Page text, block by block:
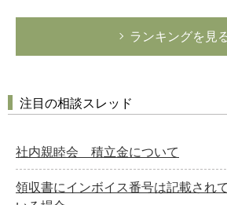
ランキングを見
注目の相談スレッド
社内親睦会 積立金について
領収書にインボイス番号は記載され